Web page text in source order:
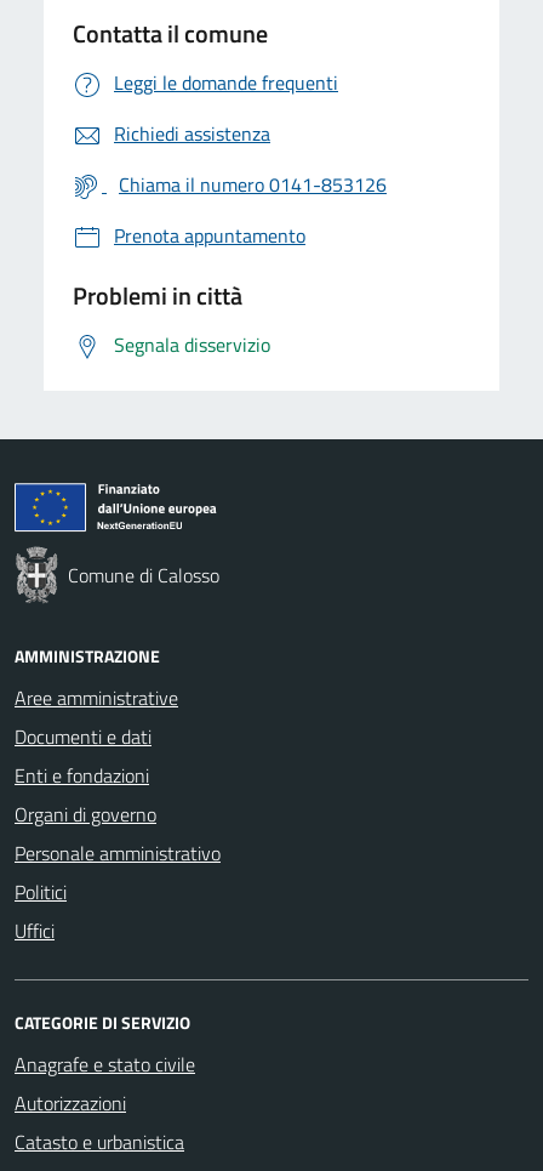
Contatta il comune
Leggi le domande frequenti
Richiedi assistenza
Chiama il numero 0141-853126
Prenota appuntamento
Problemi in città
Segnala disservizio
Comune di Calosso
AMMINISTRAZIONE
Aree amministrative
Documenti e dati
Enti e fondazioni
Organi di governo
Personale amministrativo
Politici
Uffici
CATEGORIE DI SERVIZIO
Anagrafe e stato civile
Autorizzazioni
Catasto e urbanistica